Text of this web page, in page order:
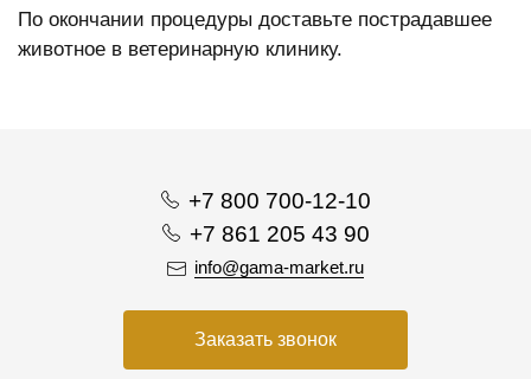
По окончании процедуры доставьте пострадавшее
животное в ветеринарную клинику.
+7 800 700-12-10
+7 861 205 43 90
info@gama-market.ru
Заказать звонок